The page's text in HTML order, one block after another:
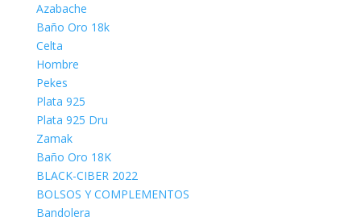
Azabache
Baño Oro 18k
Celta
Hombre
Pekes
Plata 925
Plata 925 Dru
Zamak
Baño Oro 18K
BLACK-CIBER 2022
BOLSOS Y COMPLEMENTOS
Bandolera